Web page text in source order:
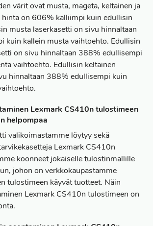
värit ovat musta, mageta, keltainen ja
hinta on 606% kalliimpi kuin edullisin
musta laserkasetti on sivu hinnaltaan
kuin kallein musta vaihtoehto. Edullisin
on sivu hinnaltaan 388% edullisempi
vaihtoehto. Edullisin keltainen
hinnaltaan 388% edullisempi kuin
Lexmark CS410n tulostimeen
helpompaa
valikoimastamme löytyy sekä
Lexmark CS410n
koonneet jokaiselle tulostinmallille
johon on verkkokaupastamme
tulostimeen käyvät tuotteet. Näin
Lexmark CS410n tulostimeen on